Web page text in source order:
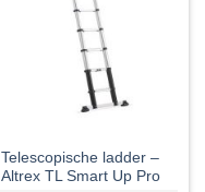
Telescopische ladder –
Altrex TL Smart Up Pro